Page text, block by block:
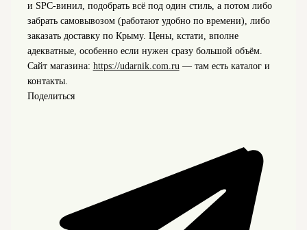
и SPC-винил, подобрать всё под один стиль, а потом либо
забрать самовывозом (работают удобно по времени), либо
заказать доставку по Крыму. Цены, кстати, вполне
адекватные, особенно если нужен сразу большой объём.
Сайт магазина: https://udarnik.com.ru— там есть каталог и
контакты.
Поделиться